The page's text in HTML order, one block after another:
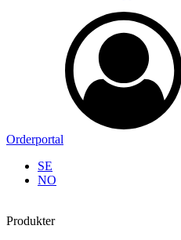
Orderportal
SE
NO
Produkter